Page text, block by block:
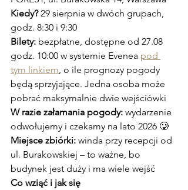
Kiedy? 29 sierpnia w dwóch grupach,
godz. 8:30 i 9:30
Bilety: bezpłatne, dostępne od 27.08
godz. 10:00 w systemie Evenea pod
tym linkiem , o ile prognozy pogody
będą sprzyjające. Jedna osoba może
pobrać maksymalnie dwie wejściówki
W razie załamania pogody: wydarzenie
odwołujemy i czekamy na lato 2026 🥲
Miejsce zbiórki: winda przy recepcji od
ul. Burakowskiej – to ważne, bo
budynek jest duży i ma wiele wejść
Co wziąć i jak się